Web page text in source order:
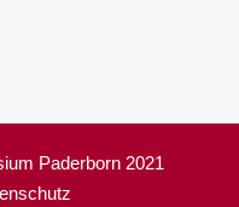
Paderborn 2021